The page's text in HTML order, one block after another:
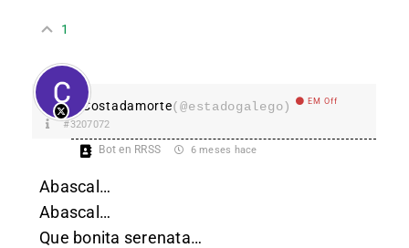
1
Costadamorte(@estadogalego) EM Off
#3207072
Bot en RRSS 6 meses hace
Abascal…
Abascal…
Que bonita serenata…